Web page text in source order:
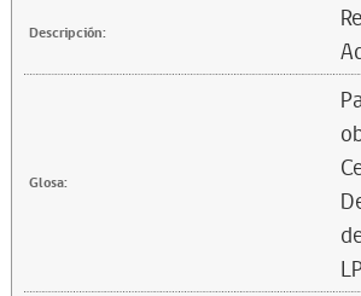
Descripción:
Glosa: